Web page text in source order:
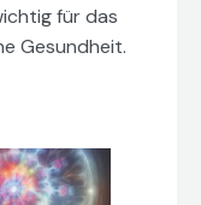
für das
Gesundheit.